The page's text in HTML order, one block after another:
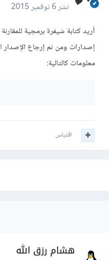
نشر6 نوفمبر 2015
أريد كتابة شيفرة برمجية
إصدارات ومن ثم إرجاع الإصدار
معلومات كالتالية:
اقتباس
هشام رزق الله